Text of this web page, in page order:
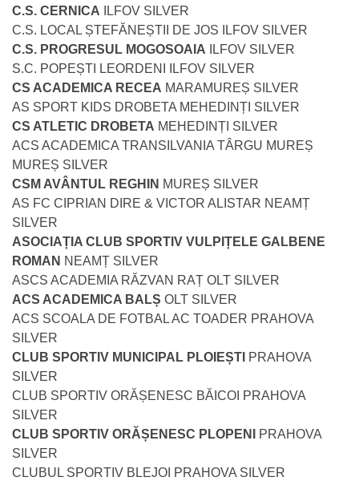
C.S. CERNICA ILFOV SILVER
C.S. LOCAL ȘTEFĂNEȘTII DE JOS ILFOV SILVER
C.S. PROGRESUL MOGOSOAIA ILFOV SILVER
S.C. POPEȘTI LEORDENI ILFOV SILVER
CS ACADEMICA RECEA MARAMUREȘ SILVER
AS SPORT KIDS DROBETA MEHEDINȚI SILVER
CS ATLETIC DROBETA MEHEDINȚI SILVER
ACS ACADEMICA TRANSILVANIA TÂRGU MUREȘ
MUREȘ SILVER
CSM AVÂNTUL REGHIN MUREȘ SILVER
AS FC CIPRIAN DIRE & VICTOR ALISTAR NEAMȚ
SILVER
ASOCIAȚIA CLUB SPORTIV VULPIȚELE GALBENE
ROMAN NEAMȚ SILVER
ASCS ACADEMIA RĂZVAN RAȚ OLT SILVER
ACS ACADEMICA BALȘ OLT SILVER
ACS SCOALA DE FOTBAL AC TOADER PRAHOVA
SILVER
CLUB SPORTIV MUNICIPAL PLOIEȘTI PRAHOVA
SILVER
CLUB SPORTIV ORĂȘENESC BĂICOI PRAHOVA
SILVER
CLUB SPORTIV ORĂȘENESC PLOPENI
PRAHOVA
SILVER
CLUBUL SPORTIV BLEJOI PRAHOVA SILVER